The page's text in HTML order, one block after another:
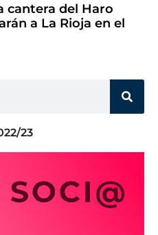
cantera del Haro
a La Rioja en el
23